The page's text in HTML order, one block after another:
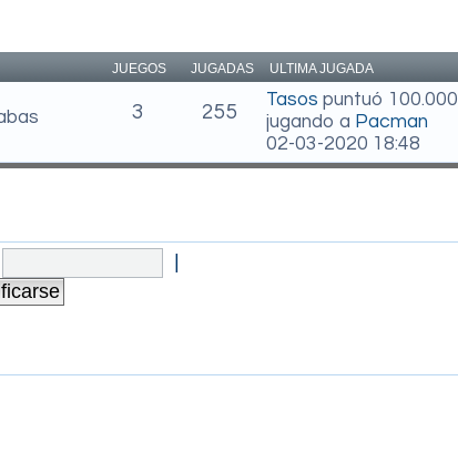
JUEGOS JUGADAS ULTIMA JUGADA
3 255
Tasos puntuó 100.000
jugando a Pacman
02-03-2020 18:48
|